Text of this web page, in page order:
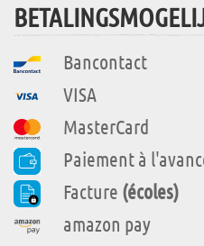
Bancontact
VISA
MasterCard
Paiement à
Facture (écoles)
amazon pay